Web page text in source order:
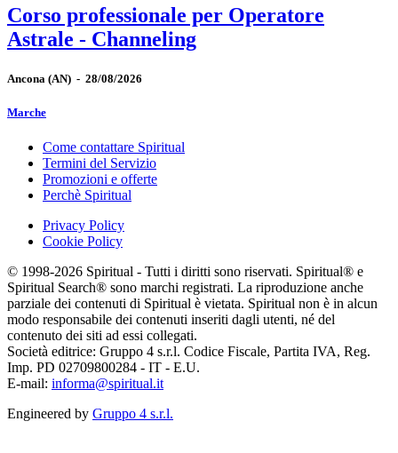
Corso professionale per Operatore
Astrale - Channeling
Ancona (AN) - 28/08/2026
Marche
Come contattare Spiritual
Termini del Servizio
Promozioni e offerte
Perchè Spiritual
Privacy Policy
Cookie Policy
© 1998-2026 Spiritual - Tutti i diritti sono riservati. Spiritual® e
Spiritual Search® sono marchi registrati. La riproduzione anche
parziale dei contenuti di Spiritual è vietata. Spiritual non è in alcun
modo responsabile dei contenuti inseriti dagli utenti, né del
contenuto dei siti ad essi collegati.
Società editrice: Gruppo 4 s.r.l. Codice Fiscale, Partita IVA, Reg.
Imp. PD 02709800284 - IT - E.U.
E-mail: informa@spiritual.it
Engineered by Gruppo 4 s.r.l.